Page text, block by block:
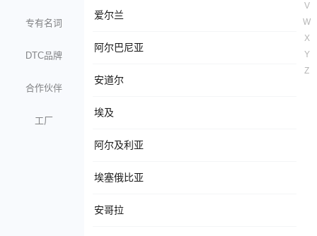
专有名词
DTC品牌
合作伙伴
工厂
爱尔兰
阿尔巴尼亚
安道尔
埃及
阿尔及利亚
埃塞俄比亚
安哥拉
V
W
X
Y
Z